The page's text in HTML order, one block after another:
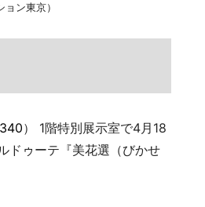
ン東京）
） 1階特別展示室で4月18
ドゥーテ『美花選（びかせ